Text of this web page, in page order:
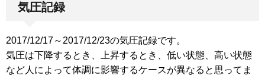
気圧記録
2017/12/17～2017/12/23の気圧記録です。
気圧は下降するとき、上昇するとき、低い状態、高い状態
など人によって体調に影響するケースが異なると思ってま